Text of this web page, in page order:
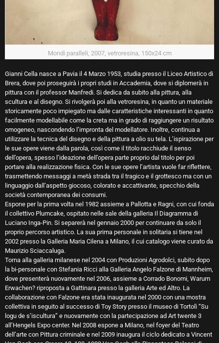
Mondi paralleli, 2007, vetroresina, 150x24 cm
Gianni Cella nasce a Pavia il 4 Marzo 1953, studia presso il Liceo Artistico di
Brera, dove poi proseguirà i propri studi in Accademia, dove si diplomerà in
pittura con il professor Manfredi. Si dedica da subito alla pittura, alla
scultura e al disegno. Si rivolgerà poi alla vetroresina, in quanto un materiale
storicamente poco impiegato ma dalle caratteristiche interessanti in quanto
facilmente modellabile come la creta ma in grado di raggiungere un risultato
omogeneo, nascondendo l’impronta del modellatore. Inoltre, continua a
utilizzare la tecnica del disegno e della pittura a olio su tela. L’ispirazione per
le sue opere viene dalla parola, così come il titolo racchiude il senso
dell’opera, spesso l’ideazione dell’opera parte proprio dal titolo per poi
portare alla realizzazione fisica. Con le sue opere l’artista vuole far riflettere,
trasmettendo messaggi a metà strada tra il tragico e il grottesco ma con un
linguaggio dall’aspetto giocoso, colorato e accattivante, specchio della
società contemporanea dei consumi.
Espone per la prima volta nel 1982 assieme a Pallotta e Ragni, con cui fonda
il collettivo Plumcake, ospitato nelle sale della galleria Il Diagramma di
Luciano Inga-Pin. Si separerà nel gennaio 2000 per continuare da solo il
proprio percorso artistico. La sua prima personale in solitaria si tiene nel
2002 presso la Galleria Maria Cilena a Milano, il cui catalogo viene curato da
Maurizio Sciaccaluga.
Torna alla galleria milanese nel 2004 con Produzioni Agrodolci, subito dopo
la bi-personale con Stefania Ricci alla Galleria Angelo Falzone di Mannheim,
dove presenterà nuovamente nel 2006, assieme a Corrado Bonomi, Warum
Erwachen? riproposta a Gattinara presso la galleria Arte ed Altro. La
collaborazione con Falzone era stata inaugurata nel 2000 con una mostra
collettiva in seguito al successo di Toy Story presso il museo di Tortolì “Su
logu de s’iscultura” e nuovamente con la partecipazione ad Art twente 3
all’Hengels Expo center. Nel 2008 espone a Milano, nel foyer del Teatro
dell’arte con Pittura criminale e nel 2009 inaugura il ciclo dedicato a Vincent